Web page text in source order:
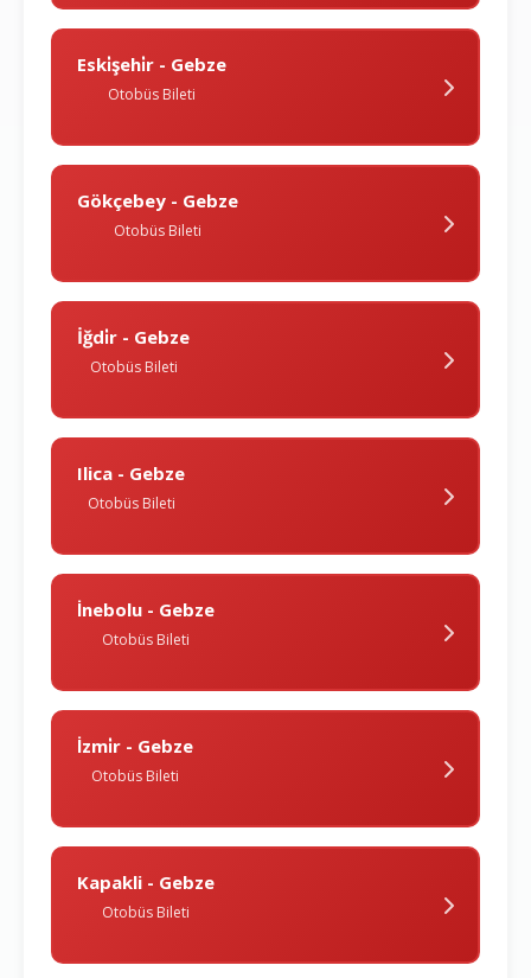
Eski̇şehi̇r - Gebze
Otobüs Bileti
Gökçebey - Gebze
Otobüs Bileti
İğdi̇r - Gebze
Otobüs Bileti
Ilica - Gebze
Otobüs Bileti
İnebolu - Gebze
Otobüs Bileti
İzmi̇r - Gebze
Otobüs Bileti
Kapakli - Gebze
Otobüs Bileti